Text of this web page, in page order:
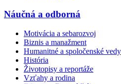
Náučná a odborná
Motivácia a sebarozvoj
Biznis a manažment
Humanitné a spoločenské vedy
História
Životopisy a reportáže
Vzťahy a rodina